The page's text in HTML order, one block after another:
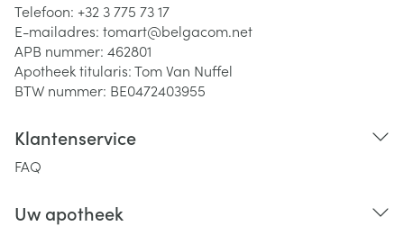
Telefoon: +32 3 775 73 17
E-mailadres: tomart@belgacom.net
APB nummer: 462801
Apotheek titularis:Tom Van Nuffel
BTW nummer: BE0472403955
Klantenservice
FAQ
Uw apotheek